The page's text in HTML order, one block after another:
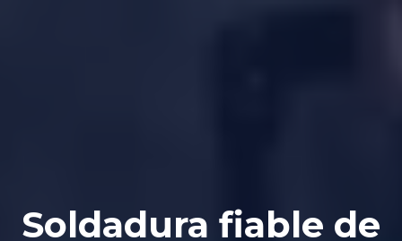
Soldadura fiable de